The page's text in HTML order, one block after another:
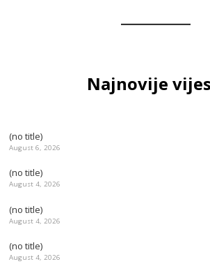
Najnovije
(no title)
August 6, 2026
(no title)
August 4, 2026
(no title)
August 4, 2026
(no title)
August 4, 2026